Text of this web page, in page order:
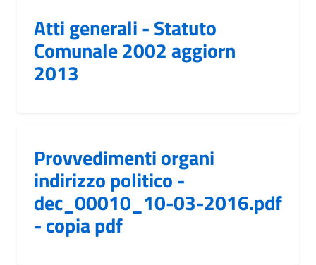
Atti generali - Statuto
Comunale 2002 aggiorn
2013
Provvedimenti organi
indirizzo politico -
dec_00010_10-03-2016.pdf
- copia pdf